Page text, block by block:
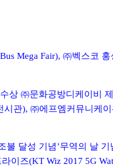
Mega Fair), ㈜벡스코 홍
상 ㈜문화공방디케이비 제
시관), ㈜에프엠커뮤니케
불 달성 기념’무역의 날 기
이즈(KT Wiz 2017 5G